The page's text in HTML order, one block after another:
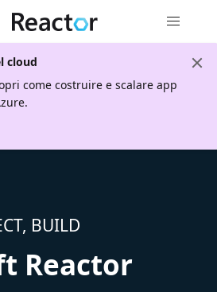
cloud
come costruire e scalare app
BUILD
Reactor